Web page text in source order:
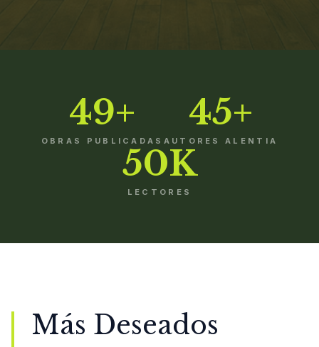
49+
OBRAS PUBLICADAS
45+
AUTORES ALENTIA
50K
LECTORES
Más Deseados